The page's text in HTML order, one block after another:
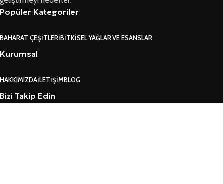
Popüler Kategoriler
BAHARAT ÇEŞITLERIBITKISEL YAĞLAR VE ESANSLAR
Kurumsal
HAKKIMIZDAİLETIŞIMBLOG
Bizi Takip Edin